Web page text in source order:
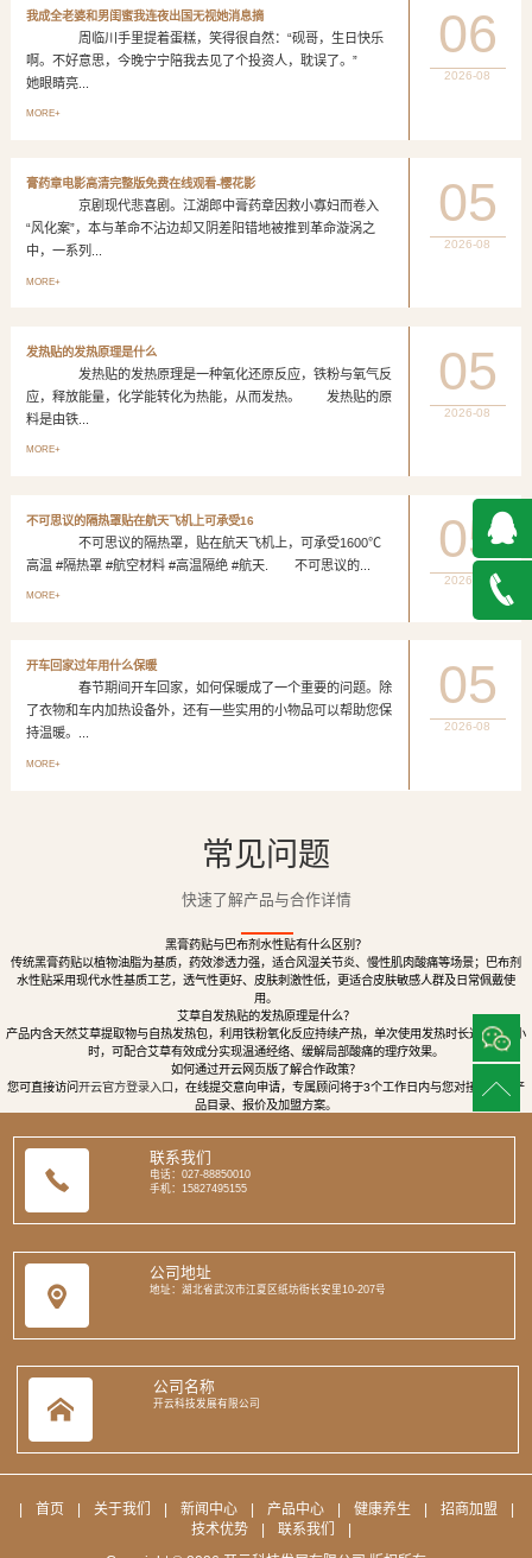
我成全老婆和男闺蜜我连夜出国无视她消息摘
周临川手里提着蛋糕，笑得很自然：“砚哥，生日快乐
啊。不好意思，今晚宁宁陪我去见了个投资人，耽误了。”
她眼睛亮...
MORE+
06
2026-08
膏药章电影高清完整版免费在线观看-樱花影
京剧现代悲喜剧。江湖郎中膏药章因救小寡妇而卷入
“风化案”，本与革命不沾边却又阴差阳错地被推到革命漩涡之
中，一系列...
MORE+
05
2026-08
发热贴的发热原理是什么
发热贴的发热原理是一种氧化还原反应，铁粉与氧气反
应，释放能量，化学能转化为热能，从而发热。 发热贴的原
料是由铁...
MORE+
05
2026-08
不可思议的隔热罩贴在航天飞机上可承受16
不可思议的隔热罩，贴在航天飞机上，可承受1600℃
高温 #隔热罩 #航空材料 #高温隔绝 #航天. 不可思议的...
MORE+
05
2026-08
开车回家过年用什么保暖
春节期间开车回家，如何保暖成了一个重要的问题。除
了衣物和车内加热设备外，还有一些实用的小物品可以帮助您保
持温暖。...
MORE+
05
2026-08
常见问题
快速了解产品与合作详情
黑膏药贴与巴布剂水性贴有什么区别？
传统黑膏药贴以植物油脂为基质，药效渗透力强，适合风湿关节炎、慢性肌肉酸痛等场景；巴布剂
水性贴采用现代水性基质工艺，透气性更好、皮肤刺激性低，更适合皮肤敏感人群及日常佩戴使
用。
艾草自发热贴的发热原理是什么？
产品内含天然艾草提取物与自热发热包，利用铁粉氧化反应持续产热，单次使用发热时长达8至12小
时，可配合艾草有效成分实现温通经络、缓解局部酸痛的理疗效果。
如何通过开云网页版了解合作政策？
您可直接访问 开云官方登录入口，在线提交意向申请，专属顾问将于3个工作日内与您对接，提供产
品目录、报价及加盟方案。
联系我们
电话：027-88850010
手机：15827495155
公司地址
地址：湖北省武汉市江夏区纸坊街长安里10-207号
公司名称
开云科技发展有限公司
首页 关于我们 新闻中心 产品中心 健康养生 招商加盟
技术优势
联系我们
QQ在